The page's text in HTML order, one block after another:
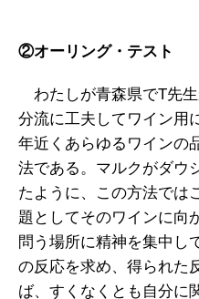
②オーリング・テスト
わたしが青森県でT先
分流に工夫してワイン用
年近くあらゆるワインの
法である。マルクがダウ
たように、この方法では
題としてそのワインに向
問う場所に精神を集中し
の反応を求め、得られた
ば、すくなくとも自分に